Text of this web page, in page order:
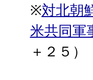
※対北朝
米共同軍
＋２５）